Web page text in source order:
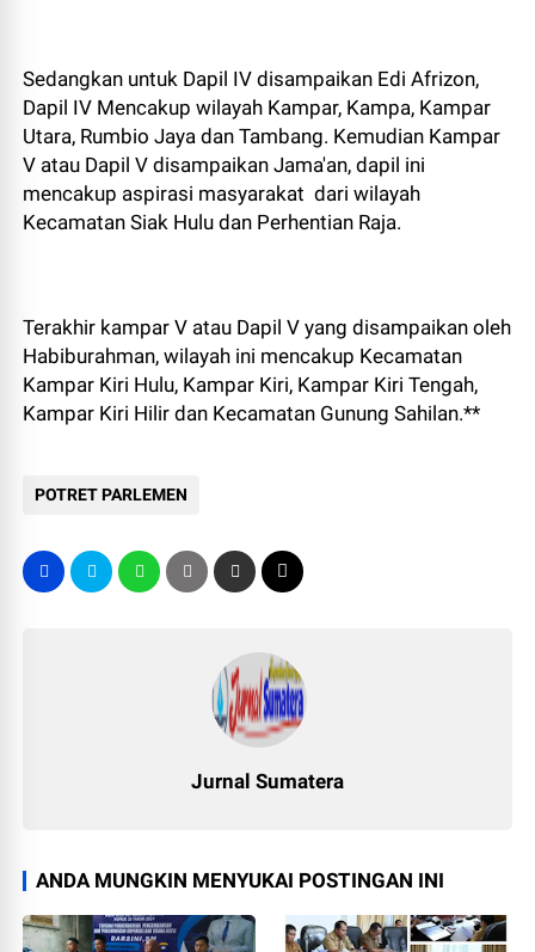
Sedangkan untuk Dapil IV disampaikan Edi Afrizon,
Dapil IV Mencakup wilayah Kampar, Kampa, Kampar
Utara, Rumbio Jaya dan Tambang. Kemudian Kampar
V atau Dapil V disampaikan Jama'an, dapil ini
mencakup aspirasi masyarakat dari wilayah
Kecamatan Siak Hulu dan Perhentian Raja.
Terakhir kampar V atau Dapil V yang disampaikan oleh
Habiburahman, wilayah ini mencakup Kecamatan
Kampar Kiri Hulu, Kampar Kiri, Kampar Kiri Tengah,
Kampar Kiri Hilir dan Kecamatan Gunung Sahilan.**
POTRET PARLEMEN
Jurnal Sumatera
ANDA MUNGKIN MENYUKAI POSTINGAN INI